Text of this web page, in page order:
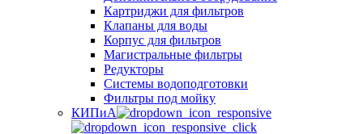
Картриджи для фильтров
Клапаны для воды
Корпус для фильтров
Магистральные фильтры
Редукторы
Системы водоподготовки
Фильтры под мойку
КИПиА